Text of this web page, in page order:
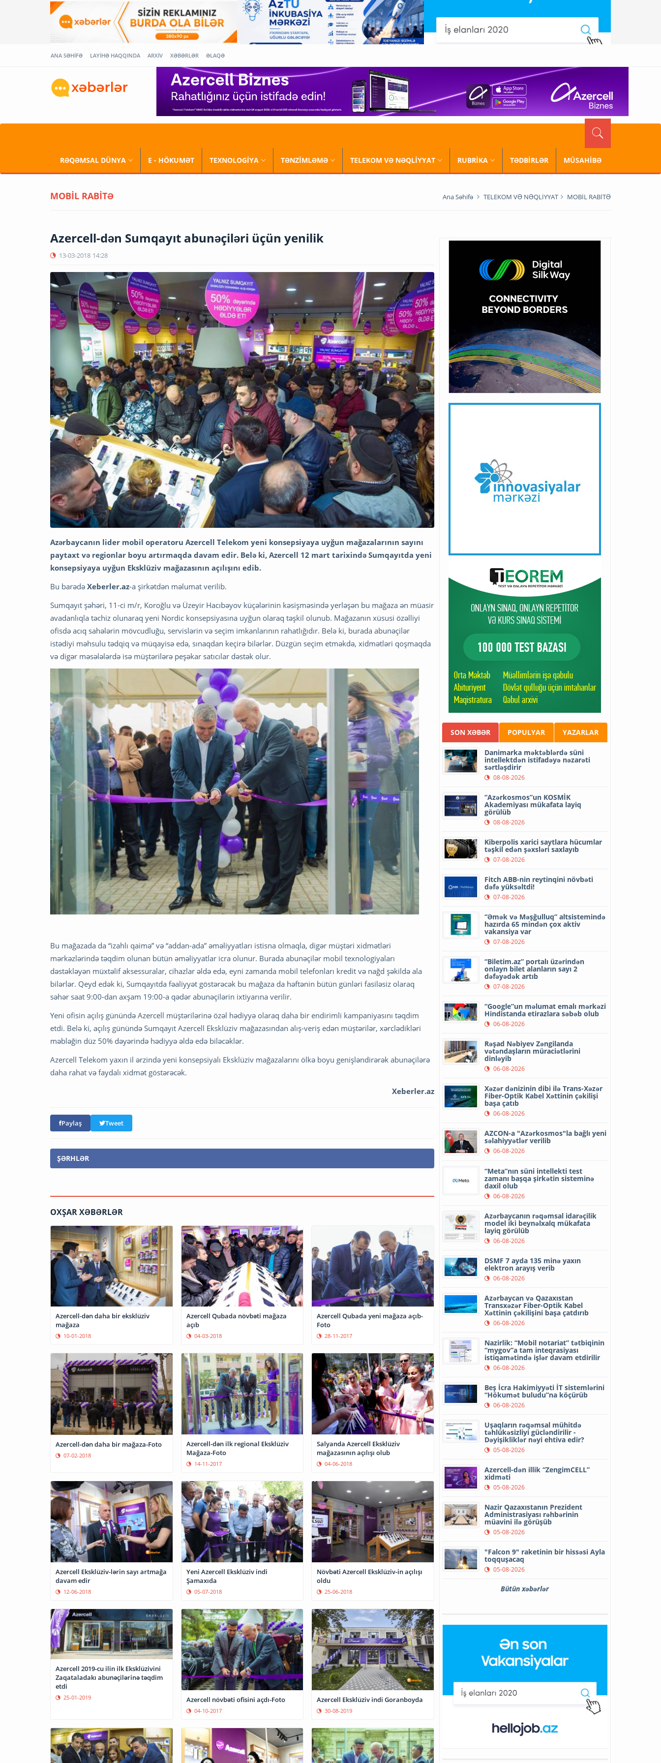
ANA SƏHİFƏ LAYİHƏ HAQQINDA ARXİV XƏBƏRLƏR ƏLAQƏ
RƏQƏMSAL DÜNYA E - HÖKUMƏT TEXNOLOGİYA TƏNZİMLƏMƏ TELEKOM VƏ NƏQLİYYAT RUBRİKA TƏDBİRLƏR MÜSAHİBƏ
MOBİL RABİTƏ Ana Səhifə TELEKOM VƏ NƏQLİYYAT MOBİL RABİTƏ
Azercell-dən Sumqayıt abunəçiləri üçün yenilik
13-03-2018 14:28
Azərbaycanın lider mobil operatoru Azercell Telekom yeni konsepsiyaya uyğun mağazalarının sayını
paytaxt və regionlar boyu artırmaqda davam edir. Belə ki, Azercell 12 mart tarixində Sumqayıtda yeni
konsepsiyaya uyğun Eksklüziv mağazasının açılışını edib.
Bu barədə Xeberler.az-a şirkətdən məlumat verilib.
Sumqayıt şəhəri, 11-ci m/r, Koroğlu və Üzeyir Hacıbəyov küçələrinin kəsişməsində yerləşən bu mağaza ən müasir
avadanlıqla təchiz olunaraq yeni Nordic konsepsiyasına uyğun olaraq təşkil olunub. Mağazanın xüsusi özəlliyi
ofisdə acıq sahələrin mövcudluğu, servislərin və seçim imkanlarının rahatlığıdır. Belə ki, burada abunəçilər
istədiyi məhsulu tədqiq və müqayisə edə, sınaqdan keçirə bilərlər. Düzgün seçim etməkdə, xidmətləri qoşmaqda
və digər məsələlərdə isə müştərilərə peşəkar satıcılar dəstək olur.
Bu mağazada da “izahlı qaimə” və “addan-ada” əməliyyatları istisna olmaqla, digər müştəri xidmətləri
mərkəzlərində təqdim olunan bütün əməliyyatlar icra olunur. Burada abunəçilər mobil texnologiyaları
dəstəkləyən müxtəlif aksessuralar, cihazlar əldə edə, eyni zamanda mobil telefonları kredit və nağd şəkildə ala
bilərlər. Qeyd edək ki, Sumqayıtda fəaliyyət göstərəcək bu mağaza da həftənin bütün günləri fasiləsiz olaraq
səhər saat 9:00-dan axşam 19:00-a qədər abunəçilərin ixtiyarına verilir.
Yeni ofisin açılış günündə Azercell müştərilərinə özəl hədiyyə olaraq daha bir endirimli kampaniyasını təqdim
etdi. Belə ki, açılış günündə Sumqayıt Azercell Eksklüziv mağazasından alış-veriş edən müştərilər, xərclədikləri
məbləğin düz 50% dəyərində hədiyyə əldə edə biləcəklər.
Azercell Telekom yaxın il ərzində yeni konsepsiyalı Eksklüziv mağazalarını ölkə boyu genişləndirərək abunəçilərə
daha rahat və faydalı xidmət göstərəcək.
Xeberler.az
Paylaş Tweet
ŞƏRHLƏR
OXŞAR XƏBƏRLƏR
Azercell-dən daha bir eksklüziv
mağaza
10-01-2018
Azercell Qubada növbəti mağaza
açıb
04-03-2018
Azercell Qubada yeni mağaza açıb-
Foto
28-11-2017
Azercell-dən daha bir mağaza-Foto
07-02-2018
Azercell-dən ilk regional Eksklüziv
Mağaza-Foto
14-11-2017
Salyanda Azercell Eksklüziv
mağazasının açılışı olub
04-06-2018
Azercell Eksklüziv-lərin sayı artmağa
davam edir
12-06-2018
Yeni Azercell Eksklüziv indi
Şamaxıda
05-07-2018
Növbəti Azercell Eksklüziv-in açılışı
oldu
25-06-2018
Azercell 2019-cu ilin ilk Eksklüzivini
Zaqataladakı abunəçilərinə təqdim
etdi
25-01-2019 Azercell növbəti ofisini açdı-Foto
04-10-2017
Azercell Eksklüziv indi Goranboyda
30-08-2019
SON XƏBƏR POPULYAR YAZARLAR
Danimarka məktəblərdə süni
intellektdən istifadəyə nəzarəti
sərtləşdirir
08-08-2026
“Azərkosmos”un KOSMİK
Akademiyası mükafata layiq
görülüb
08-08-2026
Kiberpolis xarici saytlara hücumlar
təşkil edən şəxsləri saxlayıb
07-08-2026
Fitch ABB-nin reytinqini növbəti
dəfə yüksəltdi!
07-08-2026
“Əmək və Məşğulluq” altsistemində
hazırda 65 mindən çox aktiv
vakansiya var
07-08-2026
“Biletim.az” portalı üzərindən
onlayn bilet alanların sayı 2
dəfəyədək artıb
07-08-2026
“Google”un məlumat emalı mərkəzi
Hindistanda etirazlara səbəb olub
06-08-2026
Rəşad Nəbiyev Zəngilanda
vətəndaşların müraciətlərini
dinləyib
06-08-2026
Xəzər dənizinin dibi ilə Trans-Xəzər
Fiber-Optik Kabel Xəttinin çəkilişi
başa çatıb
06-08-2026
AZCON-a "Azərkosmos"la bağlı yeni
səlahiyyətlər verilib
06-08-2026
“Meta”nın süni intellekti test
zamanı başqa şirkətin sisteminə
daxil olub
06-08-2026
Azərbaycanın rəqəmsal idarəçilik
model iki beynəlxalq mükafata
layiq görülüb
06-08-2026
DSMF 7 ayda 135 minə yaxın
elektron arayış verib
06-08-2026
Azərbaycan və Qazaxıstan
Transxəzər Fiber-Optik Kabel
Xəttinin çəkilişini başa çatdırıb
06-08-2026
Nazirlik: “Mobil notariat” tətbiqinin
“mygov”a tam inteqrasiyası
istiqamətində işlər davam etdirilir
06-08-2026
Beş İcra Hakimiyyəti İT sistemlərini
“Hökumət buludu”na köçürüb
06-08-2026
Uşaqların rəqəmsal mühitdə
təhlükəsizliyi gücləndirilir -
Dəyişikliklər nəyi ehtiva edir?
05-08-2026
Azercell-dən illik “ZengimCELL”
xidməti
05-08-2026
Nazir Qazaxıstanın Prezident
Administrasiyası rəhbərinin
müavini ilə görüşüb
05-08-2026
"Falcon 9" raketinin bir hissəsi Ayla
toqquşacaq
05-08-2026
Bütün xəbərlər